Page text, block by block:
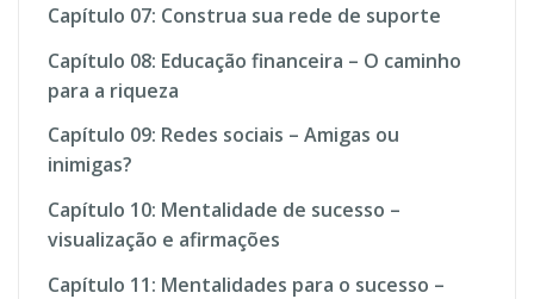
Capítulo 07: Construa sua rede de suporte
Capítulo 08: Educação financeira – O caminho
para a riqueza
Capítulo 09: Redes sociais – Amigas ou
inimigas?
Capítulo 10: Mentalidade de sucesso –
visualização e afirmações
Capítulo 11: Mentalidades para o sucesso –